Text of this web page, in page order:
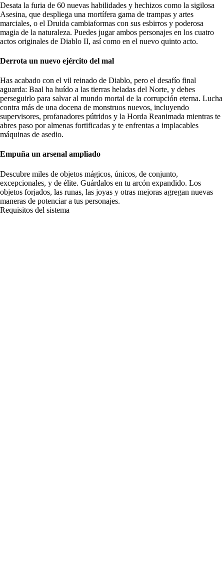
Desata la furia de 60 nuevas habilidades y hechizos como la sigilosa
Asesina, que despliega una mortífera gama de trampas y artes
marciales, o el Druida cambiaformas con sus esbirros y poderosa
magia de la naturaleza. Puedes jugar ambos personajes en los cuatro
actos originales de Diablo II, así como en el nuevo quinto acto.
Derrota un nuevo ejército del mal
Has acabado con el vil reinado de Diablo, pero el desafío final
aguarda: Baal ha huído a las tierras heladas del Norte, y debes
perseguirlo para salvar al mundo mortal de la corrupción eterna. Lucha
contra más de una docena de monstruos nuevos, incluyendo
supervisores, profanadores pútridos y la Horda Reanimada mientras te
abres paso por almenas fortificadas y te enfrentas a implacables
máquinas de asedio.
Empuña un arsenal ampliado
Descubre miles de objetos mágicos, únicos, de conjunto,
excepcionales, y de élite. Guárdalos en tu arcón expandido. Los
objetos forjados, las runas, las joyas y otras mejoras agregan nuevas
maneras de potenciar a tus personajes.
Requisitos del sistema